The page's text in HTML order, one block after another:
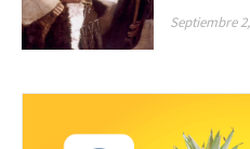
Septiembre